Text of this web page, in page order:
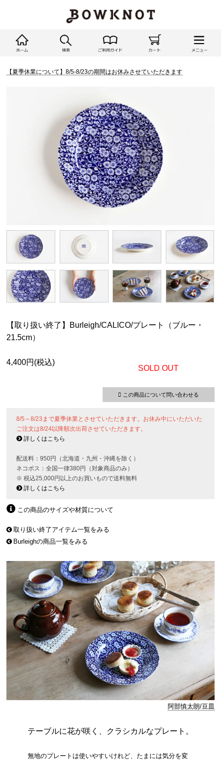
【夏季休業について】8/5-8/23の期間はお休みさせていただきます
【取り扱い終了】Burleigh/CALICO/プレート（ブルー・
21.5cm）
4,400円(税込)
SOLD OUT
この商品について問い合わせる
8/5～8/23まで夏季休業とさせていただきます。お休み中にいただいた
ご注文は8/24以降順次出荷させていただきます。
詳しくはこちら
配送料：950円（北海道・九州・沖縄を除く）
ネコポス：全国一律380円（対象商品のみ）
※ 税込25,000円以上のお買いもので送料無料
詳しくはこちら
この商品のサイズや材質について
取り扱い終了アイテム一覧をみる
Burleighの商品一覧をみる
阿部慎太朗/豆皿
テーブルに花が咲く、クラシカルなプレート。
無地のプレートは使いやすいけれど、たまには気分を変